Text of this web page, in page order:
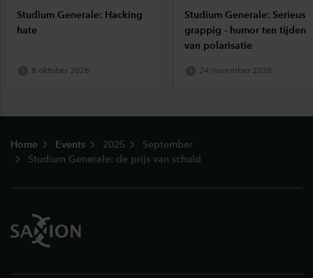
Studium Generale: Hacking
hate
8 oktober 2026
Studium Generale: Serieus
grappig - humor ten tijden
van polarisatie
24 november 2026
Home Events 2025
September
Studium Generale: de prijs van schuld